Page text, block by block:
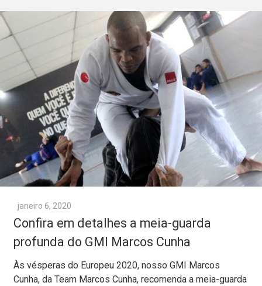
janeiro 6, 2020
Confira em detalhes a meia-guarda
profunda do GMI Marcos Cunha
Às vésperas do Europeu 2020, nosso GMI Marcos
Cunha, da Team Marcos Cunha, recomenda a meia-guarda